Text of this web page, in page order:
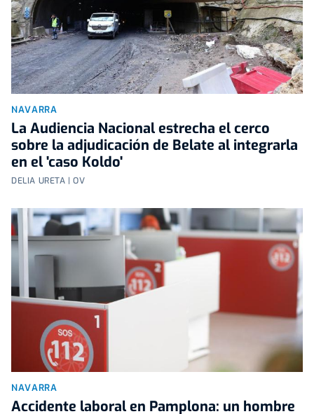
NAVARRA
La Audiencia Nacional estrecha el cerco
sobre la adjudicación de Belate al integrarla
en el 'caso Koldo'
DELIA URETA | OV
NAVARRA
Accidente laboral en Pamplona: un hombre